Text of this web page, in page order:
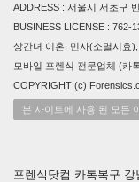
ADDRESS : 서울시 서초구
BUSINESS LICENSE : 762-
상간녀 이혼, 민사(소멸시효
모바일 포렌식 전문업체 (카
COPYRIGHT (c)
본 사이트에 사용 된 모든
포렌식닷컴 카톡복구 강